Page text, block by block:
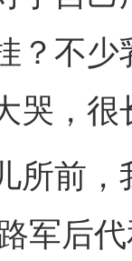
？不
哭，
前，
军后